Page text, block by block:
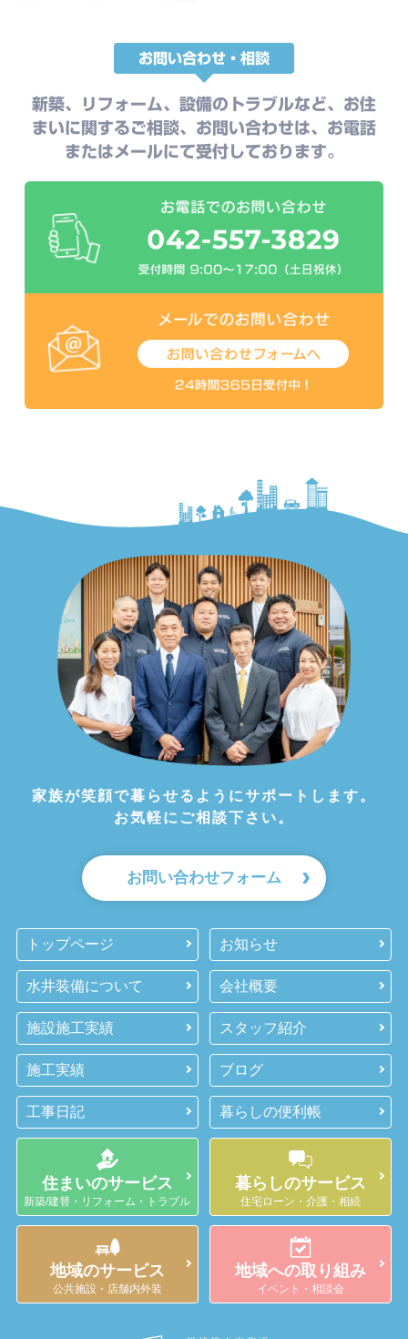
お問い合わせ・相談
新築、リフォーム、設備のトラブルなど、お住
まいに関するご相談、お問い合わせは、お電話
またはメールにて受付しております。
家族が笑顔で暮らせるようにサポートします。
お気軽にご相談下さい。
お問い合わせフォーム
トップページ お知らせ
水井装備について 会社概要
施設施工実績 スタッフ紹介
施工実績 ブログ
工事日記 暮らしの便利帳
住まいのサービス
新築/建替・リフォーム・トラブル
暮らしのサービス
住宅ローン・介護・相続
地域のサービス
公共施設・店舗内外装
地域への取り組み
イベント・相談会